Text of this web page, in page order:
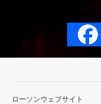
ローソンウェブサイト